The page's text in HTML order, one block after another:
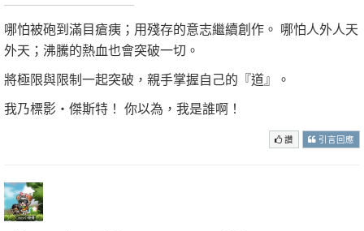
哪怕被砲到滿目瘡痍；用殘存的意志繼續創作。 哪怕人外人天
外天；沸騰的熱血也會突破一切。
將極限與限制一起突破，親手掌握自己的『道』。
我乃標影‧傑斯特！ 你以為，我是誰啊！
讚 引言回應